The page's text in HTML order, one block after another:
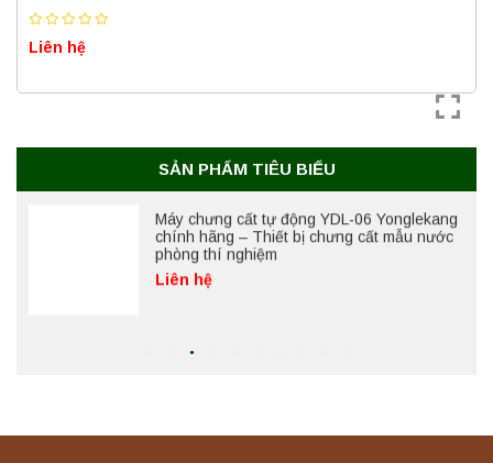
Liên hệ
SẢN PHẨM TIÊU BIỂU
Máy ly tâm tốc độ cao để bàn YTG18G
Liên hệ
Máy chưng cất tự động YDL-06 Yonglekang
chính hãng – Thiết bị chưng cất mẫu nước
phòng thí nghiệm
Liên hệ